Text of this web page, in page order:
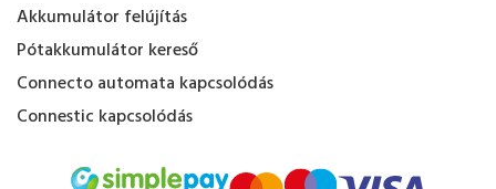
Akkumulátor felújítás
Pótakkumulátor kereső
Connecto automata kapcsolódás
Connestic kapcsolódás